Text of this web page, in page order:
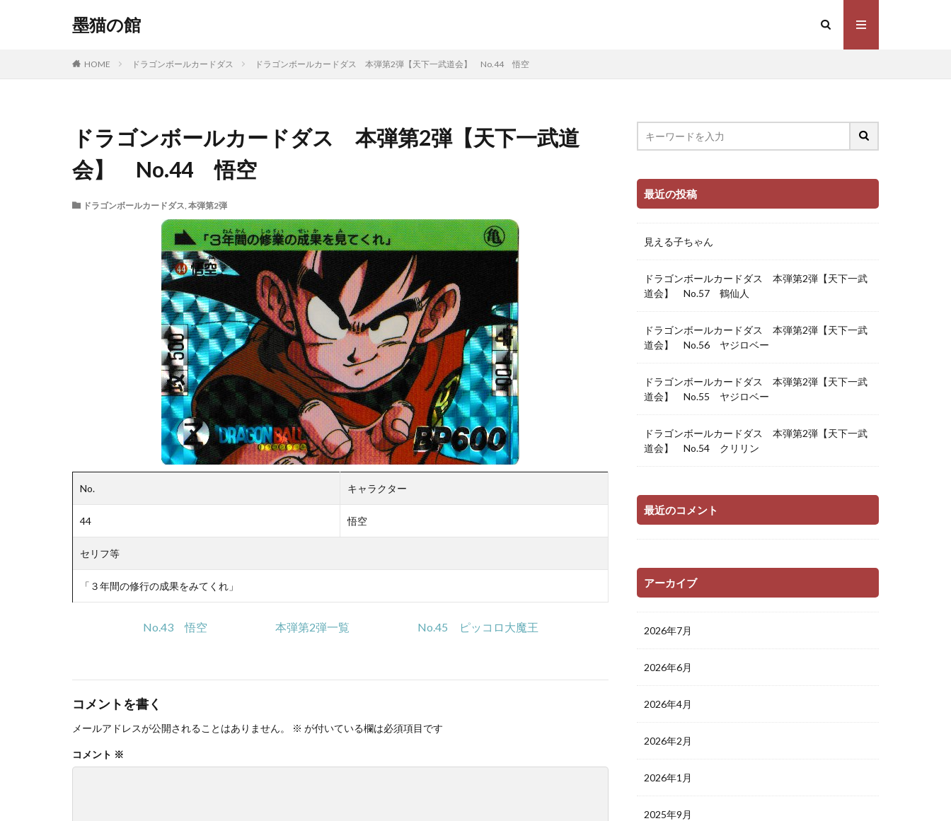
墨猫の館
HOME ドラゴンボールカードダス ドラゴンボールカードダス 本弾第2弾【天下一武道会】 No.44 悟空
ドラゴンボールカードダス 本弾第2弾【天下一武道
会】 No.44 悟空
ドラゴンボールカードダス, 本弾第2弾
No. キャラクター
44 悟空
セリフ等
「３年間の修行の成果をみてくれ」
No.43 悟空 本弾第2弾一覧 No.45 ピッコロ大魔王
コメントを書く
メールアドレスが公開されることはありません。 ※ が付いている欄は必須項目です
コメント ※
最近の投稿
見える子ちゃん
ドラゴンボールカードダス 本弾第2弾【天下一武
道会】 No.57 鶴仙人
ドラゴンボールカードダス 本弾第2弾【天下一武
道会】 No.56 ヤジロベー
ドラゴンボールカードダス 本弾第2弾【天下一武
道会】 No.55 ヤジロベー
ドラゴンボールカードダス 本弾第2弾【天下一武
道会】 No.54 クリリン
最近のコメント
アーカイブ
2026年7月
2026年6月
2026年4月
2026年2月
2026年1月
2025年9月